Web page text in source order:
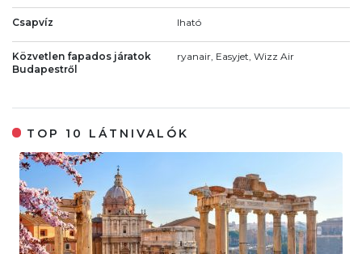
Csapvíz Iható
Közvetlen fapados járatok
Budapestről
ryanair, Easyjet, Wizz Air
TOP 10 LÁTNIVALÓK